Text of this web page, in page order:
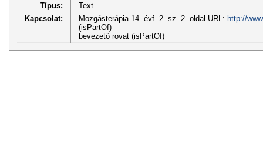
Típus:
Text
Kapcsolat:
Mozgásterápia 14. évf. 2. sz. 2. oldal URL: http://
(isPartOf)
bevezető rovat (isPartOf)